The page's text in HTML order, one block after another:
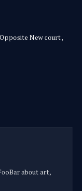
New court ,
about art,